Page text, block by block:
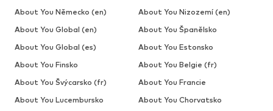
About You Německo (en)
About You Nizozemí (en)
About You Global (en)
About You Španělsko
About You Global (es)
About You Estonsko
About You Finsko
About You Belgie (fr)
About You Švýcarsko (fr)
About You Francie
About You Lucembursko
About You Chorvatsko